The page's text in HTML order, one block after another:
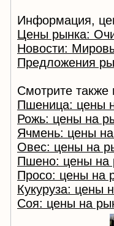
Информация,
Цены рынка:
Новости:
Предложения
Смотрите также
Пшеница: цены
Рожь: цены на
Ячмень: цены
Овес: цены на
Пшено: цены на
Просо: цены на
Кукуруза: цены
Соя: цены на